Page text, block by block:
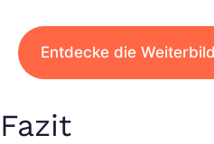
Entdecke die
Fazit